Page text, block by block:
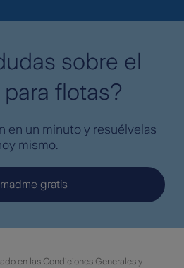
sobre el
flotas?
en un minuto y resuélvelas
mismo.
gratis
en las Condiciones Generales y